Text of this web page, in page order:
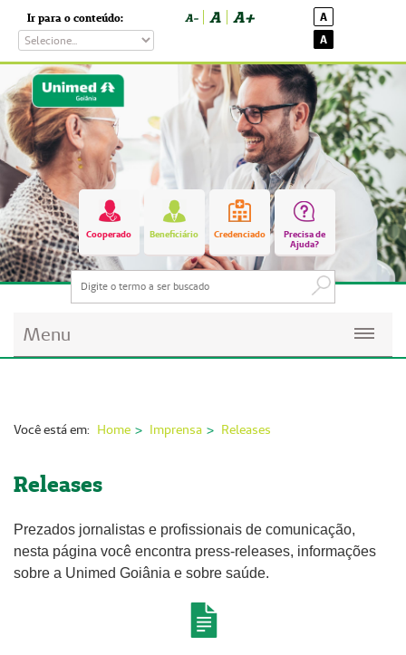
Ir para o conteúdo: A- A A+
A
A
Cooperado Beneficiário Credenciado
Precisa de
Ajuda?
Menu
Imprensa
Institucional
Fale Conosco
Você está em: Home Imprensa Releases
Releases
Prezados jornalistas e profissionais de comunicação,
nesta página você encontra press-releases, informações
sobre a Unimed Goiânia e sobre saúde.